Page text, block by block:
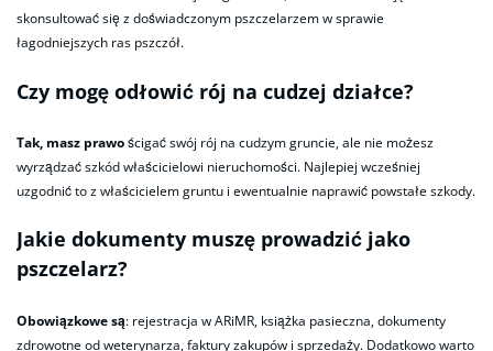
skonsultować się z doświadczonym pszczelarzem w sprawie
łagodniejszych ras pszczół.
Czy mogę odłowić rój na cudzej działce?
Tak, masz prawościgać swój rój na cudzym gruncie, ale nie możesz
wyrządzać szkód właścicielowi nieruchomości. Najlepiej wcześniej
uzgodnić to z właścicielem gruntu i ewentualnie naprawić powstałe szkody.
Jakie dokumenty muszę prowadzić jako
pszczelarz?
Obowiązkowe są: rejestracja w ARiMR, książka pasieczna, dokumenty
zdrowotne od weterynarza, faktury zakupów i sprzedaży. Dodatkowo warto